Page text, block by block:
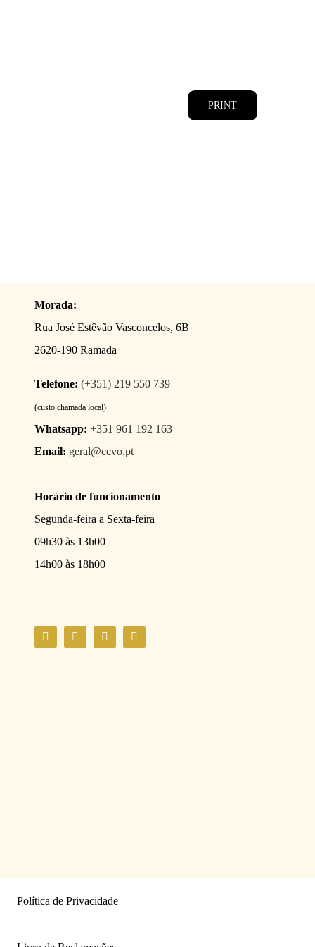
PRINT
Política de Privacidade
Morada:
Rua José Estêvão Vasconcelos, 6B
2620-190 Ramada
Telefone: (+351) 219 550 739
(custo chamada local)
Whatsapp: +351 961 192 163
Email: geral@ccvo.pt
Horário de funcionamento
Segunda-feira a Sexta-feira
09h30 às 13h00
14h00 às 18h00